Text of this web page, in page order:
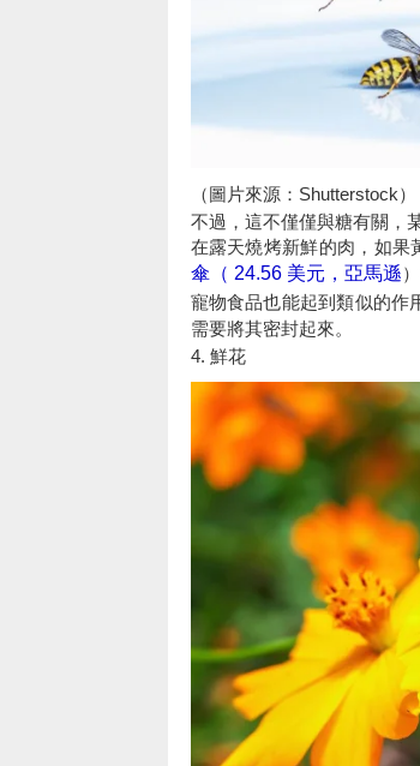
（圖片來源：Shutterstock）
不過，這不僅僅與糖有關，
在露天燒烤新鮮的肉，如果
傘（ 24.56 美元，亞馬遜
寵物食品也能起到類似的作
需要將其密封起來。
4. 鮮花